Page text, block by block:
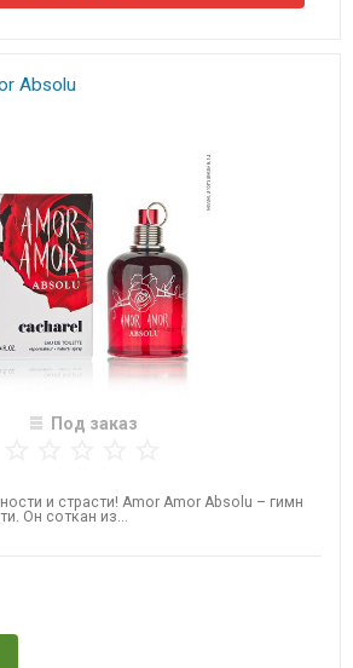
Absolu
Под заказ
и страсти! Amor Amor Absolu – гимн
Он соткан из...